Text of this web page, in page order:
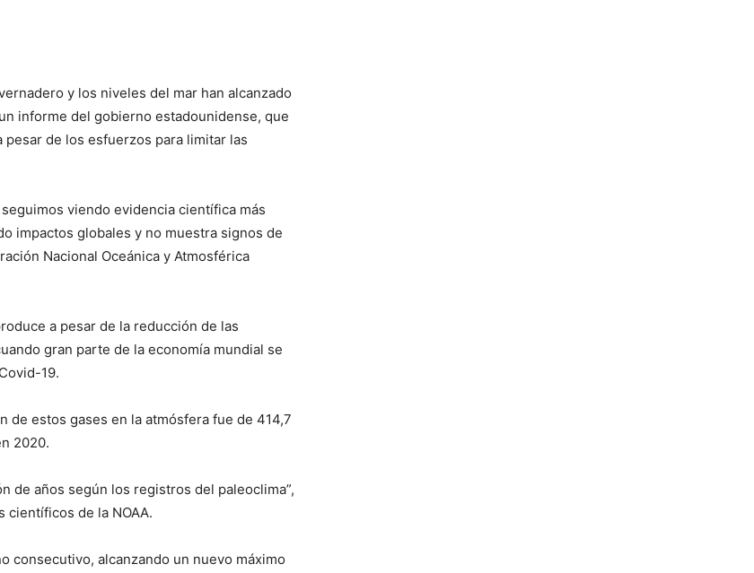
y los niveles del mar han alcanzado
informe del gobierno estadounidense, que
de los esfuerzos para limitar las
viendo evidencia científica más
impactos globales y no muestra signos de
Nacional Oceánica y Atmosférica
a pesar de la reducción de las
gran parte de la economía mundial se
19.
de estos gases en la atmósfera fue de 414,7
2020.
de años según los registros del paleoclima”,
de la NOAA.
consecutivo, alcanzando un nuevo máximo